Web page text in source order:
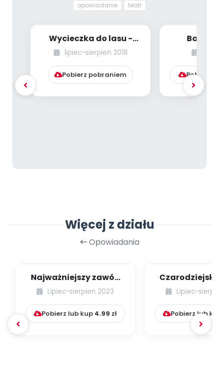
opowiadanie teatr
Wycieczka do lasu -
opowiadanie
lipiec-sierpień 2018
Pobierz pobraniem Pobierz
Więcej z działu
Opowiadania
Najważniejszy zawód
świata
Lipiec-sierpień 2023
Pobierz lub kup 4.99 zł
Lipiec-
Pobierz lub